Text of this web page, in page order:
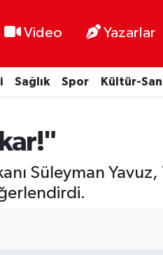
Video Yazarlar
Sağlık Spor Kültür-
Süleyman